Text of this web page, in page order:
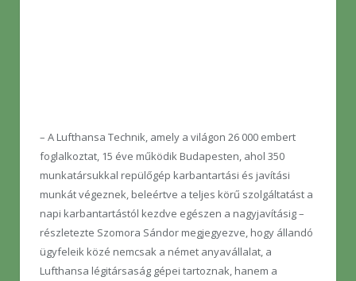
– A Lufthansa Technik, amely a világon 26 000 embert
foglalkoztat, 15 éve működik Budapesten, ahol 350
munkatársukkal repülőgép karbantartási és javítási
munkát végeznek, beleértve a teljes körű szolgáltatást a
napi karbantartástól kezdve egészen a nagyjavításig –
részletezte Szomora Sándor megjegyezve, hogy állandó
ügyfeleik közé nemcsak a német anyavállalat, a
Lufthansa légitársaság gépei tartoznak, hanem a